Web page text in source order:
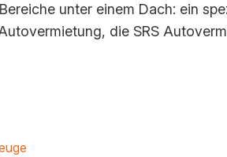
unter einem Dach: ein
die SRS